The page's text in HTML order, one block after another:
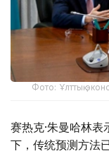
Фото: Ұлттық
赛热克·朱曼哈林
下，传统预测方法